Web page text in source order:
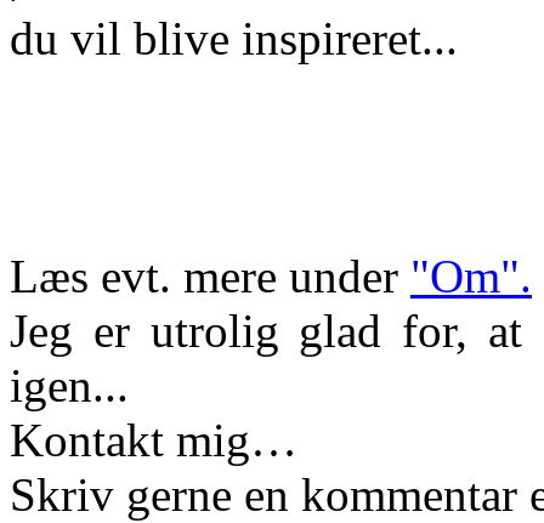
du vil blive inspireret...
Læs evt. mere under "Om".
Jeg er utrolig glad for,
igen...
Kontakt mig…
Skriv gerne en kommentar